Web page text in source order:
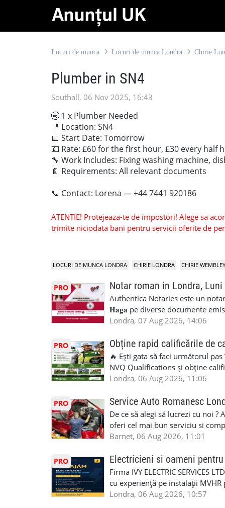
Locuri de munca Locuri de munca Londra Chirie
Plumber in SN4
Southall, 06 Nov 2025, 16:43
🚰 1 x Plumber Needed
📍 Location: SN4
📅 Start Date: Tomorrow
💷 Rate: £60 for the first hour, £30 every half
🔧 Work Includes: Fixing washing machine,
📄 Requirements: All relevant documents
📞 Contact: Lorena — +44 7441 920186
ATENTIE! Protejeaza-te de impostori! Alege sa
trimite niciodata bani pentru servicii oferite de
LOCURI DE MUNCA LONDRA CHIRIE LONDRA CHIRIE WEMBLEY
PRO Notar roman in Londra, Luni
Authentica Notaries este un
𝐇𝐚𝐠𝐚 pe diverse documente
căsătorie) ♦ 𝐩𝐫𝐨𝐜𝐮𝐫𝐢 ♦
împrumut în România) ♦ 𝐭𝐫𝐚𝐝𝐮𝐜𝐞𝐫𝐢
judiciar din România ♦Certificat
Identificari (ex.ID1) Legal, fără
sâmbăta 🕒 Program: • Luni -
Telefon/WhatsApp: 0792 831
#declaratiidecalatorie
Londra, 07 Aug 2026, 14:06
PRO Obține rapid calificările de
🔥 Ești gata să faci următorul
NVQ Qualifications și obține
Calificări recunoscute în UK ✅
competențele 👷 Indiferent dacă
oficială, noi te ajutăm să alegi
complicații. 💥 Suport real de la
noi oportunități de muncă și de
6RR 🚀 CSCS Colindale – GQA
te astăzi. Construiește-ți viitorul
Londra, 06 Aug 2026, 11:06
PRO Service Auto Romanesc
De ce să alegi să lucrezi cu noi
oferi cel mai bun serviciu si
alegerea ideală: Personal
Auto. Indiferent de situație,
repara in scurt timp si eficient
garaj auto care ofera orice tip de
Lucram cu Toate Garantiile si
Barnet, 06 Aug 2026, 11:01
PRO Electricieni si oameni
Firma IVY ELECTRIC SERVICES
cu experiență pe instalații
obligatorii: 🔹 Full PPE
Londra, 06 Aug 2026, 10:57